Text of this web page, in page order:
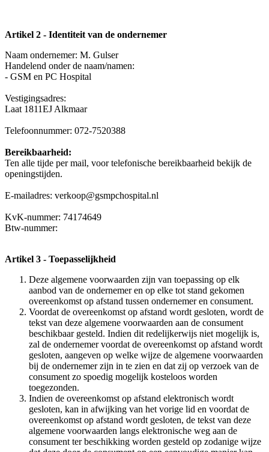
Artikel 2 - Identiteit van de ondernemer
Naam ondernemer: M. Gulser
Handelend onder de naam/namen:
- GSM en PC Hospital
Vestigingsadres:
Laat 1811EJ Alkmaar
Telefoonnummer: 072-7520388
Bereikbaarheid:
Ten alle tijde per mail, voor telefonische bereikbaarheid bekijk de
openingstijden.
E-mailadres: verkoop@gsmpchospital.nl
KvK-nummer: 74174649
Btw-nummer:
Artikel 3 - Toepasselijkheid
Deze algemene voorwaarden zijn van toepassing op elk
aanbod van de ondernemer en op elke tot stand gekomen
overeenkomst op afstand tussen ondernemer en consument.
Voordat de overeenkomst op afstand wordt gesloten, wordt de
tekst van deze algemene voorwaarden aan de consument
beschikbaar gesteld. Indien dit redelijkerwijs niet mogelijk is,
zal de ondernemer voordat de overeenkomst op afstand wordt
gesloten, aangeven op welke wijze de algemene voorwaarden
bij de ondernemer zijn in te zien en dat zij op verzoek van de
consument zo spoedig mogelijk kosteloos worden
toegezonden.
Indien de overeenkomst op afstand elektronisch wordt
gesloten, kan in afwijking van het vorige lid en voordat de
overeenkomst op afstand wordt gesloten, de tekst van deze
algemene voorwaarden langs elektronische weg aan de
consument ter beschikking worden gesteld op zodanige wijze